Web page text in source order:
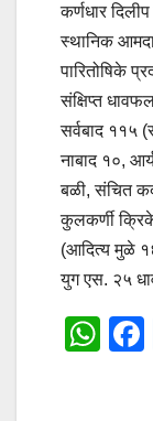
कर्णधार
स्थानिक
पारितोषिके
संक्षिप्त
सर्वबाद ११५
नाबाद १०,
बळी, संचित
कुलकर्णी
(आदित्य मुळे
युग एस. २५
W